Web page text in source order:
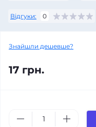
Відгуки: 0
Знайшли дешевше?
17 грн.